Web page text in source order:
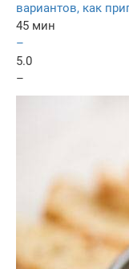
вариантов, как
45 мин
–
5.0
–